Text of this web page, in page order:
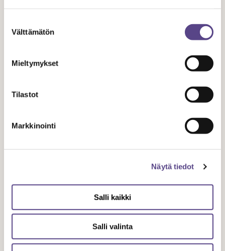
valinta
Välttämätön
Mieltymykset
Tilastot
Markkinointi
Näytä tiedot
Salli kaikki
Salli valinta
UUTISET
2021
Teatterijärjestöjen Keskusliitto lausuu
valtionbudjetin luonnoksesta